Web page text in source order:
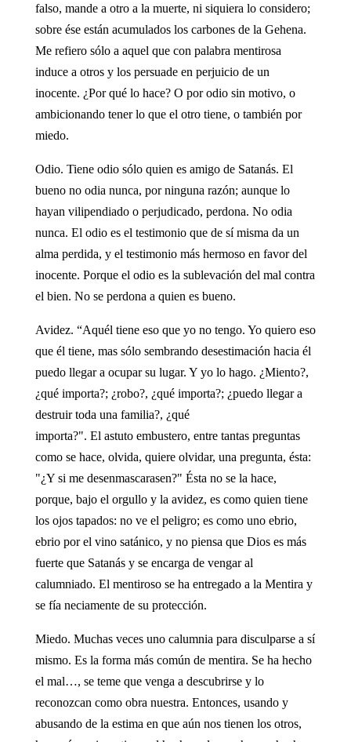
falso, mande a otro a la muerte, ni siquiera lo considero;
sobre ése están acumulados los carbones de la Gehena.
Me refiero sólo a aquel que con palabra mentirosa
induce a otros y los persuade en perjuicio de un
inocente. ¿Por qué lo hace? O por odio sin motivo, o
ambicionando tener lo que el otro tiene, o también por
miedo.
Odio. Tiene odio sólo quien es amigo de Satanás. El
bueno no odia nunca, por ninguna razón; aunque lo
hayan vilipendiado o perjudicado, perdona. No odia
nunca. El odio es el testimonio que de sí misma da un
alma perdida, y el testimonio más hermoso en favor del
inocente. Porque el odio es la sublevación del mal contra
el bien. No se perdona a quien es bueno.
Avidez. “Aquél tiene eso que yo no tengo. Yo quiero eso
que él tiene, mas sólo sembrando desestimación hacia él
puedo llegar a ocupar su lugar. Y yo lo hago. ¿Miento?,
¿qué importa?; ¿robo?, ¿qué importa?; ¿puedo llegar a
destruir toda una familia?, ¿qué
importa?". El astuto embustero, entre tantas preguntas
como se hace, olvida, quiere olvidar, una pregunta, ésta:
"¿Y si me desenmascarasen?" Ésta no se la hace,
porque, bajo el orgullo y la avidez, es como quien tiene
los ojos tapados: no ve el peligro; es como uno ebrio,
ebrio por el vino satánico, y no piensa que Dios es más
fuerte que Satanás y se encarga de vengar al
calumniado. El mentiroso se ha entregado a la Mentira y
se fía neciamente de su protección.
Miedo. Muchas veces uno calumnia para disculparse a sí
mismo. Es la forma más común de mentira. Se ha hecho
el mal…, se teme que venga a descubrirse y lo
reconozcan como obra nuestra. Entonces, usando y
abusando de la estima en que aún nos tienen los otros,